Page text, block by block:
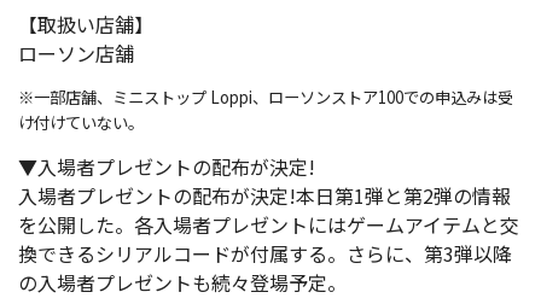
【取扱い店舗】
ローソン店舗
※一部店舗、ミニストップ Loppi、ローソンストア100での申込みは受
け付けていない。
▼入場者プレゼントの配布が決定!
入場者プレゼントの配布が決定!本日第1弾と第2弾の情報
を公開した。各入場者プレゼントにはゲームアイテムと交
換できるシリアルコードが付属する。さらに、第3弾以降
の入場者プレゼントも続々登場予定。